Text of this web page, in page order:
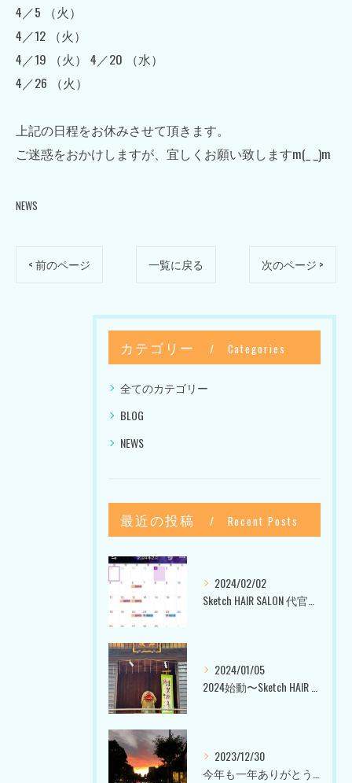
4／5 （火）
4／12 （火）
4／19 （火） 4／20 （水）
4／26 （火）
上記の日程をお休みさせて頂きます。
ご迷惑をおかけしますが、宜しくお願い致しますm(_ _)m
NEWS
< 前のページ 一覧に戻る 次のページ >
カテゴリー Categories
全てのカテゴリー
BLOG
NEWS
最近の投稿 Recent Posts
2024/02/02
2024/01/05
2023/12/30